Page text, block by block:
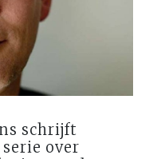
schrijft
over